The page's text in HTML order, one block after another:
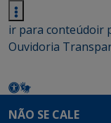
ir para conteúdoir
Ouvidoria
NÃO SE CALE